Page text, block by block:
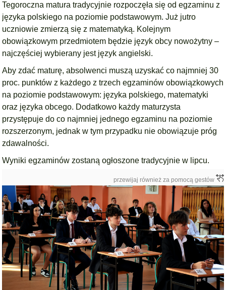
Tegoroczna matura tradycyjnie rozpoczęła się od egzaminu z
języka polskiego na poziomie podstawowym. Już jutro
uczniowie zmierzą się z matematyką. Kolejnym
obowiązkowym przedmiotem będzie język obcy nowożytny –
najczęściej wybierany jest język angielski.
Aby zdać maturę, absolwenci muszą uzyskać co najmniej 30
proc. punktów z każdego z trzech egzaminów obowiązkowych
na poziomie podstawowym: języka polskiego, matematyki
oraz języka obcego. Dodatkowo każdy maturzysta
przystępuje do co najmniej jednego egzaminu na poziomie
rozszerzonym, jednak w tym przypadku nie obowiązuje próg
zdawalności.
Wyniki egzaminów zostaną ogłoszone tradycyjnie w lipcu.
przewijaj również za pomocą gestów